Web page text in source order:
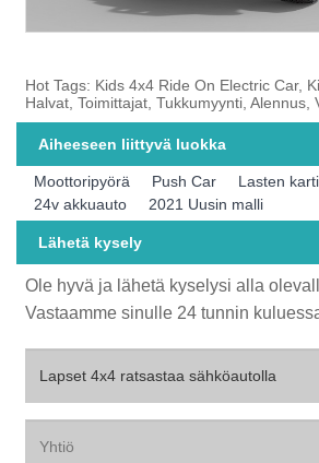
Hot Tags: Kids 4x4 Ride On Electric Car,
Halvat, Toimittajat, Tukkumyynti, Alennus,
Aiheeseen liittyvä luokka
Moottoripyörä Push Car
Lasten
24v akkuauto
2021 Uusin malli
Lähetä kysely
Ole hyvä ja lähetä kyselysi alla
Vastaamme sinulle 24 tunnin